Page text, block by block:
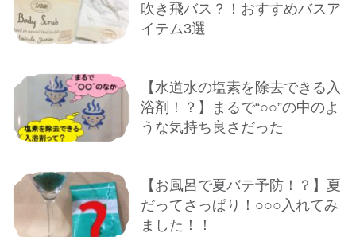
吹き飛バス？！おすすめバスア
イテム3選
【水道水の塩素を除去できる入
浴剤！？】まるで“○○”の中のよ
うな気持ち良さだった
【お風呂で夏バテ予防！？】夏
だってさっぱり！○○○入れてみ
ました！！